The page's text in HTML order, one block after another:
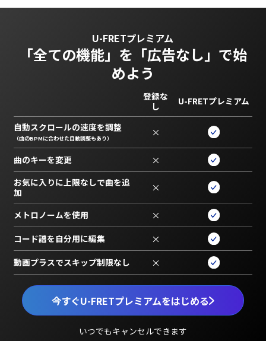
U-FRETプレミアム
「全ての機能」を 「広告なし」で始
めよう
今すぐU-FRETプレミアムをはじめる
いつでもキャンセルできます
登録な
し
U-FRETプレミアム
自動スクロールの速度を調整
（曲のBPMに合わせた自動調整もあり） ×
曲のキーを変更 ×
お気に入りに上限なしで曲を追
加
×
メトロノームを使用 ×
コード譜を自分用に編集 ×
動画プラスでスキップ制限なし ×